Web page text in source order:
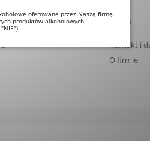
O nas
Kontakt i
O firmie
oferowane przez Naszą firmę.
produktów alkoholowych